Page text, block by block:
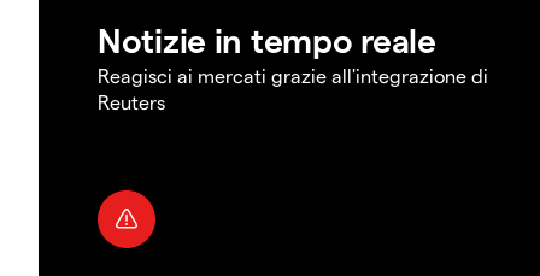
Notizie in tempo reale
Reagisci ai mercati grazie all'integrazione di
Reuters